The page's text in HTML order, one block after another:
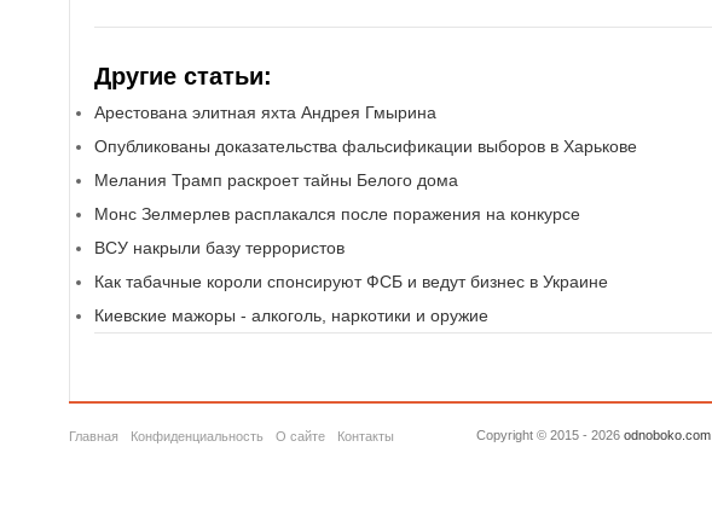
Другие статьи:
Арестована элитная яхта Андрея Гмырина
Опубликованы доказательства фальсификации выборов в Харькове
Мелания Трамп раскроет тайны Белого дома
Монс Зелмерлев расплакался после поражения на конкурсе
ВСУ накрыли базу террористов
Как табачные короли спонсируют ФСБ и ведут бизнес в Украине
Киевские мажоры - алкоголь, наркотики и оружие
Главная Конфиденциальность О сайте Контакты Copyright © 2015 - 2026 odnoboko.com